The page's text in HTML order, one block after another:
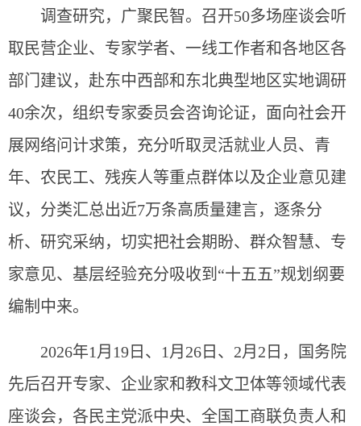
调查研究，广聚民智。召开50多场座谈会听
取民营企业、专家学者、一线工作者和各地区各
部门建议，赴东中西部和东北典型地区实地调研
40余次，组织专家委员会咨询论证，面向社会开
展网络问计求策，充分听取灵活就业人员、青
年、农民工、残疾人等重点群体以及企业意见建
议，分类汇总出近7万条高质量建言，逐条分
析、研究采纳，切实把社会期盼、群众智慧、专
家意见、基层经验充分吸收到“十五五”规划纲要
编制中来。
2026年1月19日、1月26日、2月2日，国务院
先后召开专家、企业家和教科文卫体等领域代表
座谈会，各民主党派中央、全国工商联负责人和